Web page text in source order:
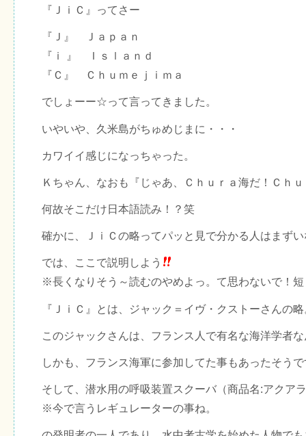
『ＪｉＣ』ってさー
『Ｊ』 Ｊａｐａｎ
『ｉ 』 Ｉｓｌａｎｄ
『Ｃ』 Ｃｈｕｍｅｊｉｍａ
でしょーー☆って言ってきました。
いやいや、久米島がちゅめじまに・・・
カワイイ感じになっちゃった。
Ｋちゃん、なおも『じゃあ、Ｃｈｕｒａ海だ！Ｃｈ
何故そこだけ日本語読み！？笑
確かに、ＪｉＣの略ってパッと見で分かる人はまず
では、ここで説明しよう
※長くなりそう～読むのやめよっ。て思わないで！
『ＪｉＣ』とは、ジャック＝イヴ・クストーさんの
このジャックさんは、フランス人で有名な海洋学者
しかも、フランス海軍に参加してた事もあったそう
そして、潜水用の呼吸装置スクーバ（商品名:アクア
※今で言うレギュレーターの事ね。